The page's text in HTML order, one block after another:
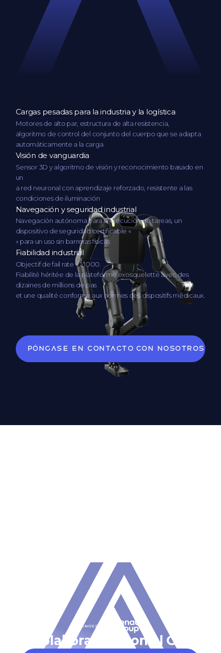
Cargas pesadas para la industria y la logística
Motores de alto par, estructura de alta resistencia,
algoritmo de control del conjunto del cuerpo que se adapta
automáticamente a la carga
Visión de vanguardia
Sensor 3D y algoritmo de visión y reconocimiento basado en
un
a red neuronal con aprendizaje reforzado, resistente a las
condiciones de iluminación
Navegación y seguridad industrial
Navegación autónoma para la ejecución de tareas, un
dispositivo de seguridad certificable «
» para un uso sin barreras físicas
Fiabilidad industrial
Objectif de fail rate < 1/1000.
Fiabilité héritée de la plateforme exosquelette avec des
dizaines de millions de pas
et une qualité conforme aux normes des dispositifs médicaux.
Póngase en contacto con nosotros
en colaboración con el Grupo